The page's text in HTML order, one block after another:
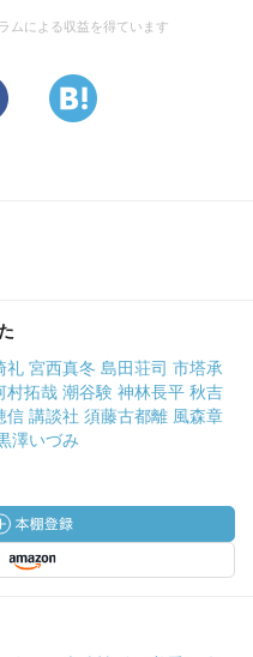
ムによる収益を得ています
礼 宮西真冬 島田荘司 市塔承
村拓哉 潮谷験 神林長平 秋吉
信 講談社 須藤古都離 風森章
澤いづみ